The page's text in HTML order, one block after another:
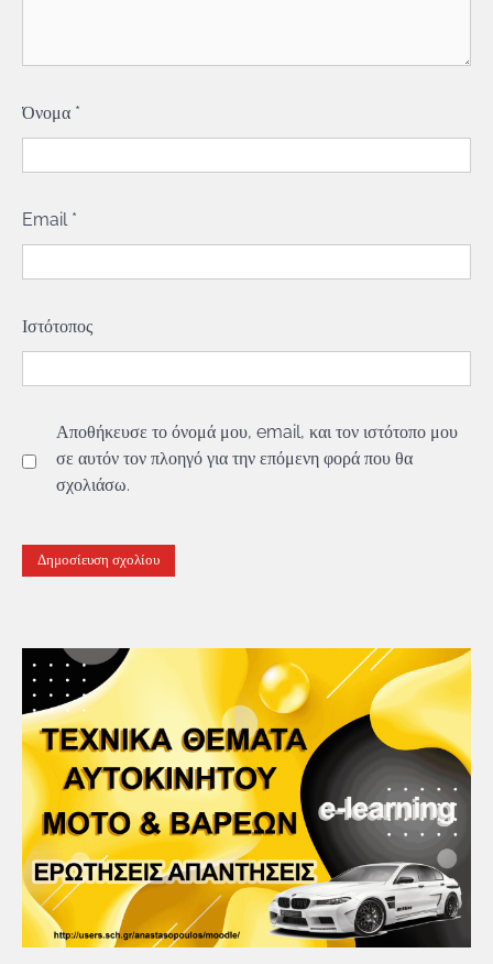
Όνομα *
Email *
Ιστότοπος
Αποθήκευσε το όνομά μου, email, και τον ιστότοπο μου
σε αυτόν τον πλοηγό για την επόμενη φορά που θα
σχολιάσω.